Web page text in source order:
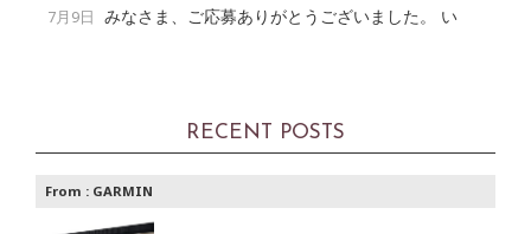
7月9日 みなさま、ご応募ありがとうございました。 い
RECENT POSTS
From : GARMIN